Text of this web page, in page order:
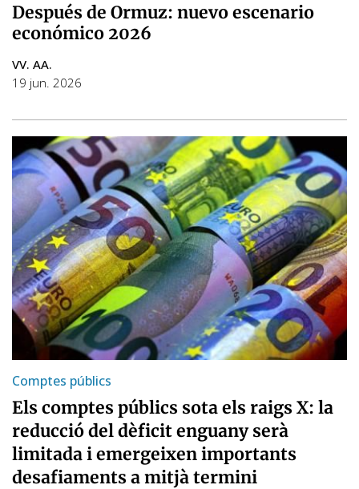
Después de Ormuz: nuevo escenario
económico 2026
VV. AA.
19 jun. 2026
Comptes públics
Els comptes públics sota els raigs X: la
reducció del dèficit enguany serà
limitada i emergeixen importants
desafiaments a mitjà termini